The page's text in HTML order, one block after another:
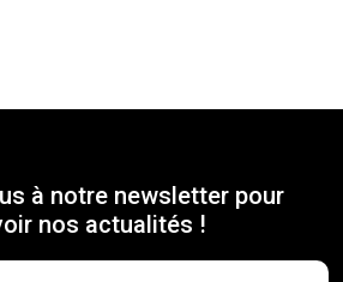
à notre newsletter pour
nos actualités !